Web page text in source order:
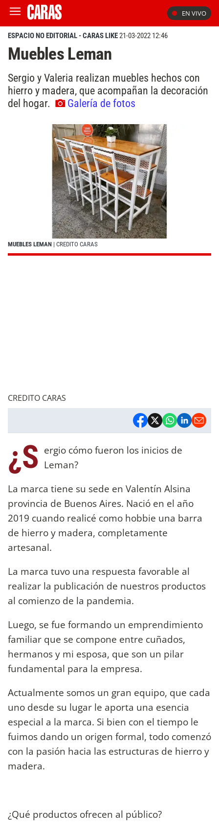
EN VIVO
ESPACIO NO EDITORIAL - CARAS LIKE21-03-2022 12:46
Muebles Leman
Sergio y Valeria realizan muebles hechos con
hierro y madera, que acompañan la decoración
del hogar.
Galería de fotos
MUEBLES LEMAN | CREDITO CARAS
CREDITO CARAS
¿S ergio cómo fueron los inicios de
Leman?
La marca tiene su sede en Valentín Alsina
provincia de Buenos Aires. Nació en el año
2019 cuando realicé como hobbie una barra
de hierro y madera, completamente
artesanal.
La marca tuvo una respuesta favorable al
realizar la publicación de nuestros productos
al comienzo de la pandemia.
Luego, se fue formando un emprendimiento
familiar que se compone entre cuñados,
hermanos y mi esposa, que son un pilar
fundamental para la empresa.
Actualmente somos un gran equipo, que cada
uno desde su lugar le aporta una esencia
especial a la marca. Si bien con el tiempo le
fuimos dando un origen formal, todo comenzó
con la pasión hacia las estructuras de hierro y
madera.
¿Qué productos ofrecen al público?